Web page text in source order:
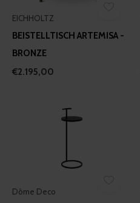
EICHHOLTZ
BEISTELLTISCH ARTEMISA -
BRONZE
€2.195,00
Dôme Deco